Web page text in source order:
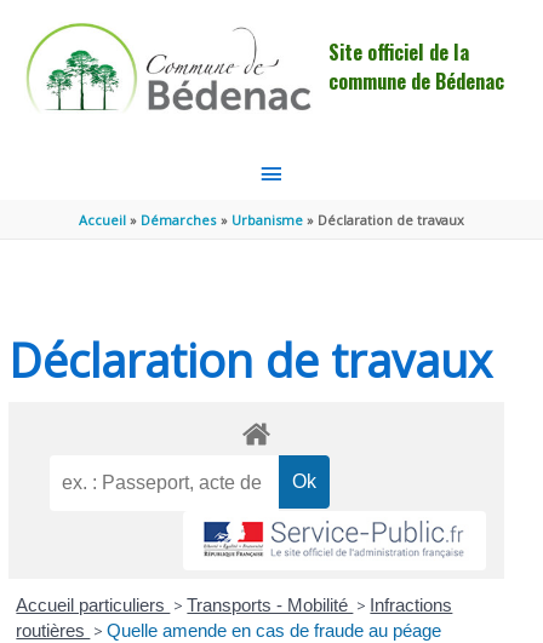
Site officiel de la
commune de Bédenac
MENU
PRINCIPAL
Accueil Démarches Urbanisme Déclaration de travaux
Déclaration de travaux
Accueil particuliers > Transports - Mobilité > Infractions
routières > Quelle amende en cas de fraude au péage